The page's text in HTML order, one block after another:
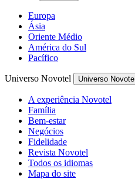
Europa
Ásia
Oriente Médio
América do Sul
Pacífico
Universo Novotel Universo Novotel
A experiência Novotel
Família
Bem-estar
Negócios
Fidelidade
Revista Novotel
Todos os idiomas
Mapa do site